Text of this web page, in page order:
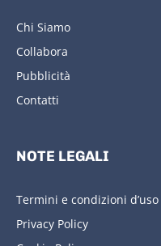
Chi Siamo
Collabora
Pubblicità
Contatti
NOTE LEGALI
Termini e condizioni d’uso
Privacy Policy